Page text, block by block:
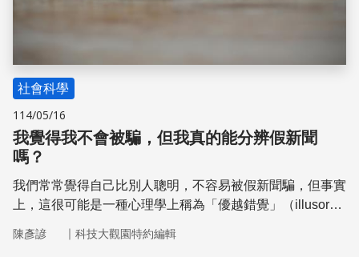
社會科學
114/05/16
我覺得我不會被騙，但我真的能分辨假新聞
嗎？
我們常常覺得自己比別人聰明，不容易被假新聞騙，但事實
上，這很可能是一種心理學上稱為「優越錯覺」（illusory
力，低估了自己被騙的風險，我們會覺得：「那些被騙的人
陳彥諺 ｜ 科技大觀園特約編輯